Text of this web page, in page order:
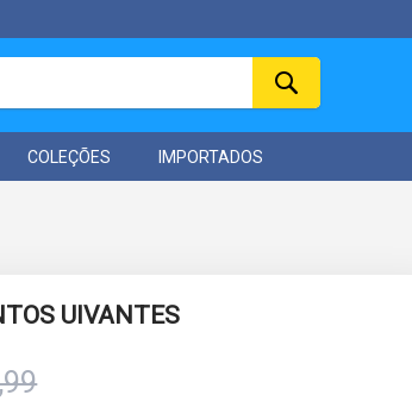
COLEÇÕES IMPORTADOS
UIVANTES